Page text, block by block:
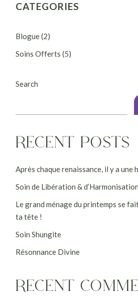
CATEGORIES
Blogue(2)
Soins Offerts (5)
Search
RECENT POSTS
Après chaque renaissance, il y a une
Soin de Libération & d’Harmonisation
Le grand ménage du printemps se
ta tête !
Soin Shungite
Résonnance Divine
RECENT